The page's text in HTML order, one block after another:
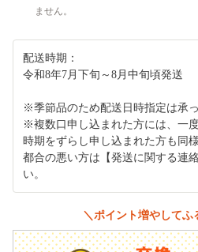
ません。
配送時期：
令和8年7月下旬～8月中旬頃発送
※季節品のため配送日時指定は承っ
※複数口申し込まれた方には、一
時期をずらし申し込まれた方も同様
都合の悪い方は【発送に関する連
い。
＼ポイント増やしてふ